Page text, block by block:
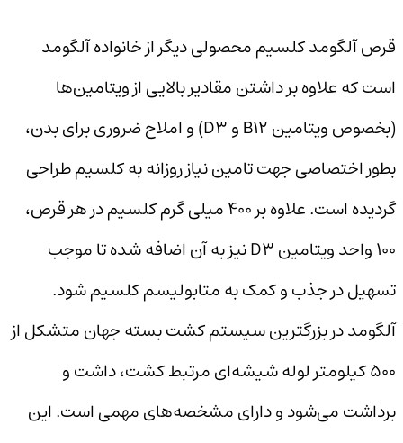
قرص آلگومد کلسیم محصولی دیگر از خانواده آلگومد
است که علاوه بر داشتن مقادیر بالایی از ویتامین‌ها
(بخصوص ویتامین B12 و D3) و املاح ضروری برای بدن،
بطور اختصاصی جهت تامین نیاز روزانه به کلسیم طراحی
گردیده است. علاوه بر ۴۰۰ میلی گرم کلسیم در هر قرص،
۱۰۰ واحد ویتامین D3 نیز به آن اضافه شده تا موجب
تسهیل در جذب و کمک به متابولیسم کلسیم شود.
آلگومد در بزرگترین سیستم کشت بسته جهان متشکل از
۵۰۰ کیلومتر لوله شیشه‌ای مرتبط کشت، داشت و
برداشت می‌شود و دارای مشخصه‌های مهمی است. این